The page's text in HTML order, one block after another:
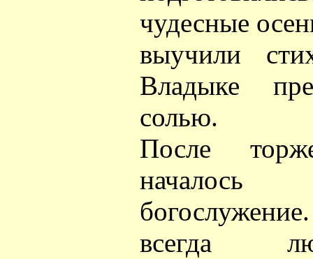
чудесные
выучили
Владыке
солью.
После
началось
всегда